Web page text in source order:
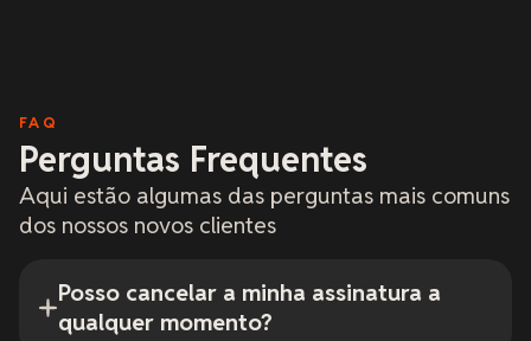
FAQ
Perguntas Frequentes
Aqui estão algumas das perguntas mais comuns
dos nossos novos clientes
Posso cancelar a minha assinatura a
qualquer momento?